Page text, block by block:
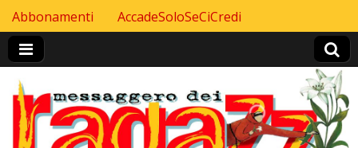
Header Top menu
Skip to content
Abbonamenti AccadeSoloSeCiCredi